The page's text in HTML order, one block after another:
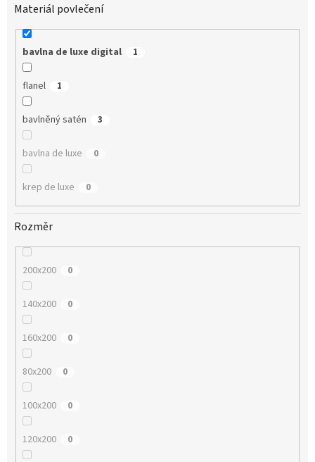
Materiál povlečení
bavlna de luxe digital 1
flanel 1
bavlněný satén 3
bavlna de luxe 0
krep de luxe 0
Rozměr
200x200 0
140x200 0
160x200 0
80x200 0
100x200 0
120x200 0